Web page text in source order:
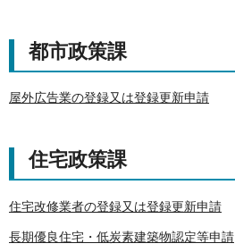
都市政策課
屋外広告業の登録又は登録更新申請
住宅政策課
住宅改修業者の登録又は登録更新申請
長期優良住宅・低炭素建築物認定等申請